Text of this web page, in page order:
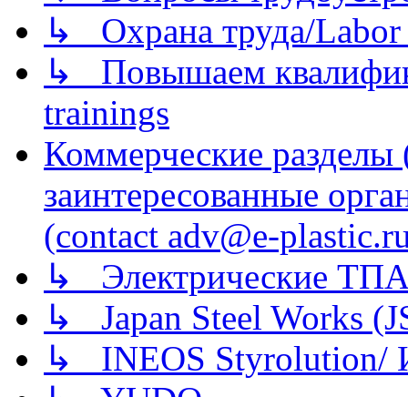
↳ Охрана труда/Labor
↳ Повышаем
trainings
Коммерческие
заинтересованные
(contact adv@e-
↳ Электрические
↳ Japan Steel Works
↳ INEOS